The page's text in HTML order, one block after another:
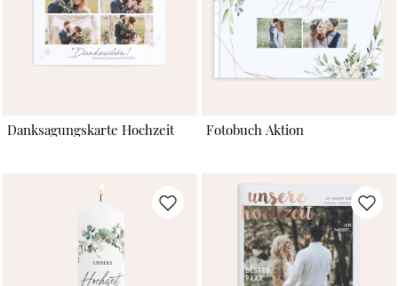
Danksagungskarte Hochzeit Fotobuch Aktion